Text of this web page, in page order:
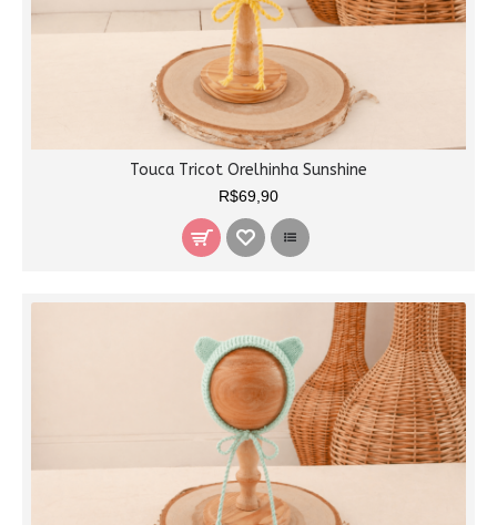
Touca Tricot Orelhinha Sunshine
R$69,90